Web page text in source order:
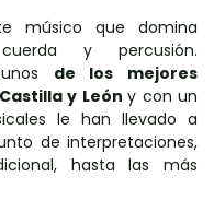
músico que domina
y percusión.
de los mejores
y Leóny con un
le han llevado a
de interpretaciones,
hasta las más